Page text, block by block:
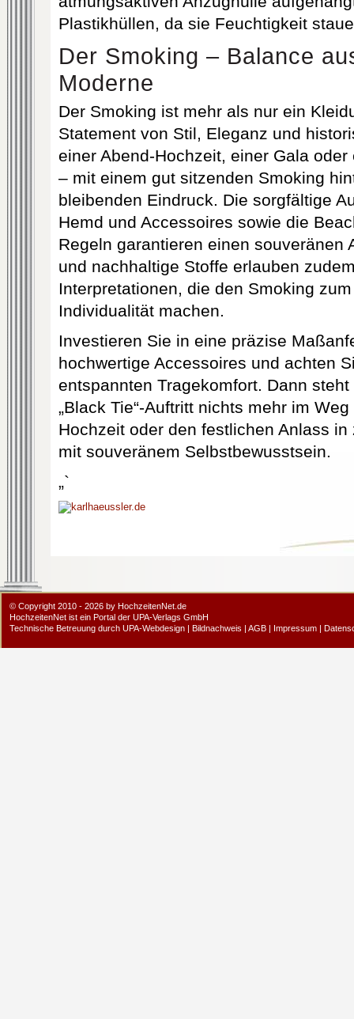
Plastikhüllen, da sie Feuchtigkeit
Der Smoking – Balance
Moderne
Der Smoking ist mehr als nur ein
Statement von Stil, Eleganz und
einer Abend‐Hochzeit, einer Gala
– mit einem gut sitzenden Smoking
bleibenden Eindruck. Die sorgfältige
Hemd und Accessoires sowie die
Regeln garantieren einen souveränen
und nachhaltige Stoffe erlauben
Interpretationen, die den Smoking
Individualität machen.
Investieren Sie in eine präzise
hochwertige Accessoires und achten
entspannten Tragekomfort. Dann
„Black Tie“-Auftritt nichts mehr im
Hochzeit oder den festlichen Anlass
mit souveränem Selbstbewusstsein.
„`
© Copyright 2010 - 2026 by HochzeitenNet.de
HochzeitenNet ist ein Portal der UPA-Verlags GmbH
Technische Betreuung durch UPA-Webdesign | Bildnachweis | AGB | Impressum |